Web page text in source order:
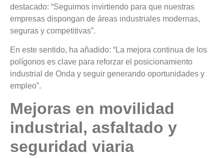
destacado: “Seguimos invirtiendo para que nuestras
empresas dispongan de áreas industriales modernas,
seguras y competitivas”.
En este sentido, ha añadido: “La mejora continua de los
polígonos es clave para reforzar el posicionamiento
industrial de Onda y seguir generando oportunidades y
empleo”.
Mejoras en movilidad
industrial, asfaltado y
seguridad viaria